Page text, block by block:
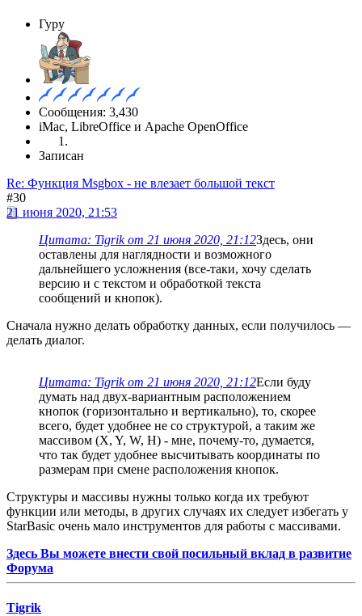
Гуру
Сообщения: 3,430
iMac, LibreOffice и Apache OpenOffice
Записан
Re: Функция Msgbox - не влезает большой текст
#30
21 июня 2020, 21:53
Цитата: Tigrik от 21 июня 2020, 21:12Здесь, они
оставлены для наглядности и возможного
дальнейшего усложнения (все-таки, хочу сделать
версию и с текстом и обработкой текста
сообщений и кнопок).
Сначала нужно делать обработку данных, если получилось —
делать диалог.
Цитата: Tigrik от 21 июня 2020, 21:12Если буду
думать над двух-вариантным расположением
кнопок (горизонтально и вертикально), то, скорее
всего, будет удобнее не со структурой, а таким же
массивом (X, Y, W, H) - мне, почему-то, думается,
что так будет удобнее высчитывать координаты по
размерам при смене расположения кнопок.
Структуры и массивы нужны только когда их требуют
функции или методы, в других случаях их следует избегать у
StarBasic очень мало инструментов для работы с массивами.
Здесь Вы можете внести свой посильный вклад в развитие
Форума
Tigrik